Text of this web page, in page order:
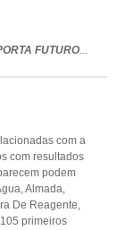
FUTURO...
com a
com resultados
podem
Almada,
De Reagente,
primeiros